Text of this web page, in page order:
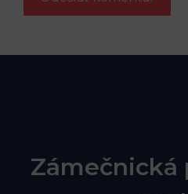
Zámečnická